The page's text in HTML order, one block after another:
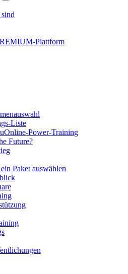
Plattform
Liste
Online-Power-Training
Future?
Paket auswählen